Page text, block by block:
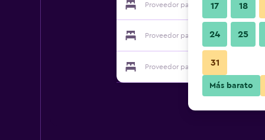
Proveedor para Ctn Li River Hotel
Proveedor para Ctn Li River Hotel
Proveedor para Ctn Li River Hotel
17 18
24 25
31
Más barato